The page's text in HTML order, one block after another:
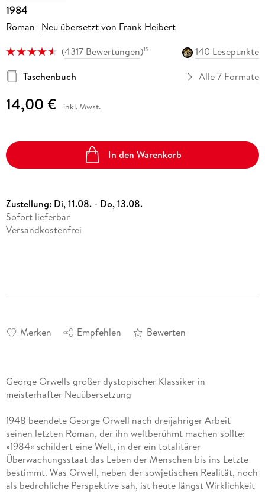
1984
Roman | Neu übersetzt von Frank Heibert
(4317 Bewertungen)15
140 Lesepunkte
Taschenbuch
Alle 7 Formate
14,00 € inkl. Mwst.
In den Warenkorb
Zustellung: Di, 11.08. - Do, 13.08.
Sofort lieferbar
Versandkostenfrei
Merken Empfehlen Bewerten
George Orwells großer dystopischer Klassiker in
meisterhafter Neuübersetzung
1948 beendete George Orwell nach dreijähriger Arbeit
seinen letzten Roman, der ihn weltberühmt machen sollte:
»1984« schildert eine Welt, in der ein totalitärer
Überwachungsstaat das Leben der Menschen bis ins Letzte
bestimmt. Was Orwell, neben der sowjetischen Realität, noch
als bedrohliche Perspektive sah, ist heute längst Wirklichkeit